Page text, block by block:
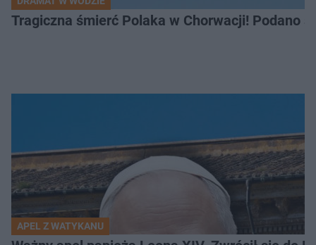
Tragiczna śmierć Polaka w Chorwacji! Podano
APEL Z WATYKANU